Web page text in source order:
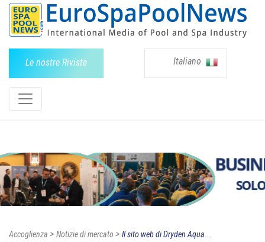
Le nostre Riviste Italiano
Accoglienza > Notizie di mercato > Il sito web di Dryden Aqua...